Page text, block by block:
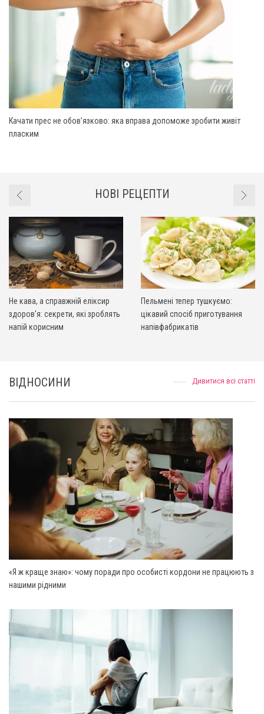
Качати прес не обов’язково: яка вправа допоможе зробити живіт
пласким
НОВІ РЕЦЕПТИ
Не кава, а справжній еліксир
здоров'я: секрети, які зроблять
напій корисним
Пельмені тепер тушкуємо:
цікавий спосіб приготування
напівфабрикатів
ВІДНОСИНИ Дивитися всі статті
«Я ж краще знаю»: чому поради про особисті кордони не працюють з
нашими рідними